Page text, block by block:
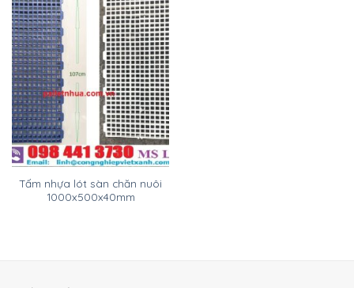
Tấm nhựa lót sàn chăn nuôi
1000x500x40mm